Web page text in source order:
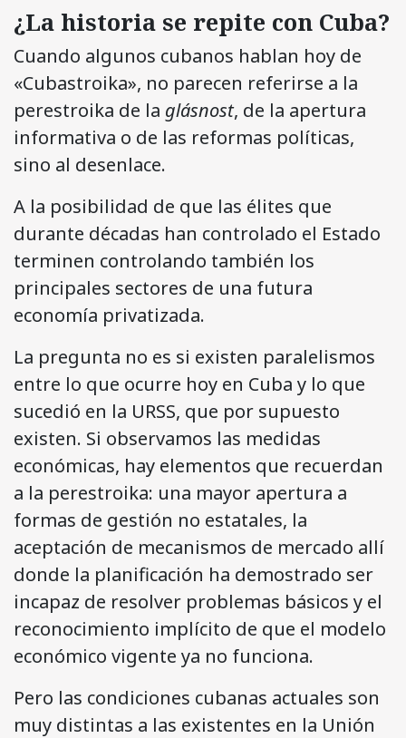
¿La historia se repite con Cuba?
Cuando algunos cubanos hablan hoy de
«Cubastroika», no parecen referirse a la
perestroika de la glásnost, de la apertura
informativa o de las reformas políticas,
sino al desenlace.
A la posibilidad de que las élites que
durante décadas han controlado el Estado
terminen controlando también los
principales sectores de una futura
economía privatizada.
La pregunta no es si existen paralelismos
entre lo que ocurre hoy en Cuba y lo que
sucedió en la URSS, que por supuesto
existen. Si observamos las medidas
económicas, hay elementos que recuerdan
a la perestroika: una mayor apertura a
formas de gestión no estatales, la
aceptación de mecanismos de mercado allí
donde la planificación ha demostrado ser
incapaz de resolver problemas básicos y el
reconocimiento implícito de que el modelo
económico vigente ya no funciona.
Pero las condiciones cubanas actuales son
muy distintas a las existentes en la Unión